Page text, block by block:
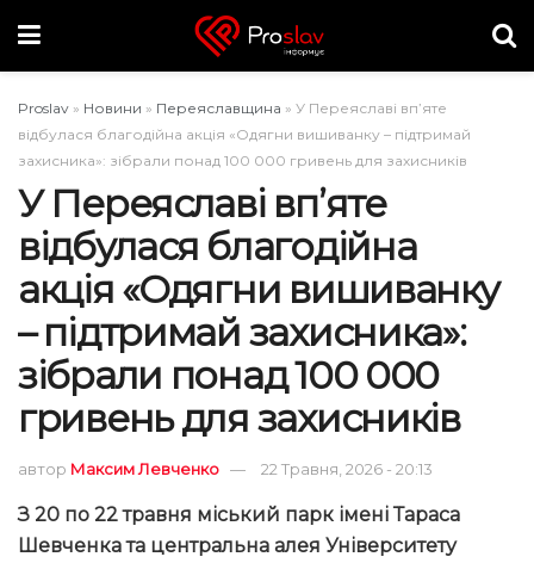
Proslav » Новини » Переяславщина » У Переяславі вп’яте
відбулася благодійна акція «Одягни вишиванку – підтримай
захисника»: зібрали понад 100 000 гривень для захисників
У Переяславі вп’яте
відбулася благодійна
акція «Одягни вишиванку
– підтримай захисника»:
зібрали понад 100 000
гривень для захисників
автор Максим Левченко 22 Травня, 2026 - 20:13
З 20 по 22 травня міський парк імені Тараса
Шевченка та центральна алея Університету